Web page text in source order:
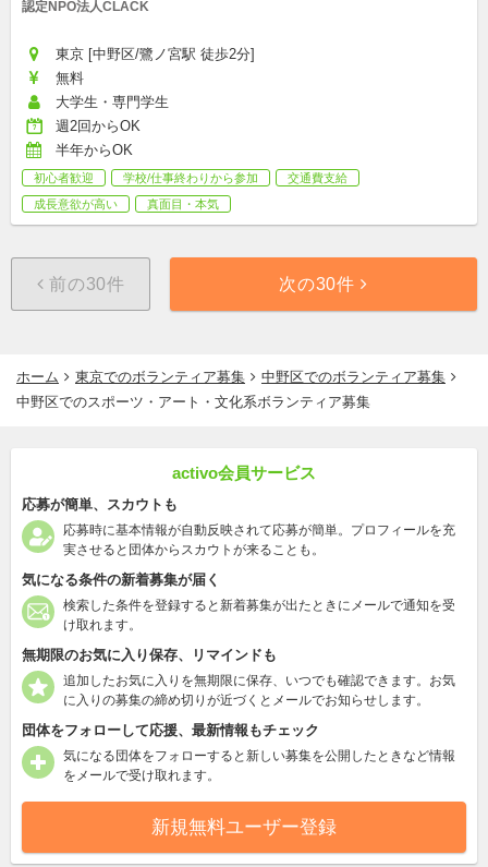
認定NPO法人CLACK
東京 [中野区/鷺ノ宮駅 徒歩2分]
無料
大学生・専門学生
週2回からOK
半年からOK
初心者歓迎 学校/仕事終わりから参加
交通費支給
成長意欲が高い
真面目・本気
前の30件 次の30件
ホーム 東京でのボランティア募集
中野区でのボランティア募集
中野区でのスポーツ・アート・文化系ボランティア募集
activo会員サービス
応募が簡単、スカウトも
応募時に基本情報が自動反映されて応募が簡単。プロフィールを充
実させると団体からスカウトが来ることも。
気になる条件の新着募集が届く
検索した条件を登録すると新着募集が出たときにメールで通知を受
け取れます。
無期限のお気に入り保存、リマインドも
追加したお気に入りを無期限に保存、いつでも確認できます。お気
に入りの募集の締め切りが近づくとメールでお知らせします。
団体をフォローして応援、最新情報もチェック
気になる団体をフォローすると新しい募集を公開したときなど情報
をメールで受け取れます。
新規無料ユーザー登録